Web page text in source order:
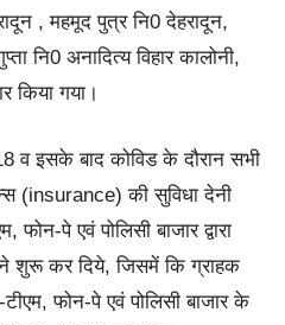
, महमूद पुत्र नि0 देहरादून,
नि0 अनादित्य विहार कालोनी,
किया गया।
व इसके बाद कोविड के दौरान सभी
(insurance) की सुविधा देनी
पे एवं पोलिसी बाजार द्वारा
शुरू कर दिये, जिसमें कि ग्राहक
फोन-पे एवं पोलिसी बाजार के